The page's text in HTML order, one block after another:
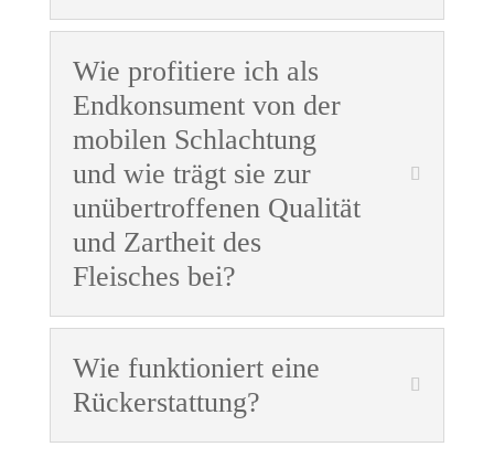
Wie profitiere ich als
Endkonsument von der
mobilen Schlachtung
und wie trägt sie zur
unübertroffenen Qualität
und Zartheit des
Fleisches bei?
Wie funktioniert eine
Rückerstattung?